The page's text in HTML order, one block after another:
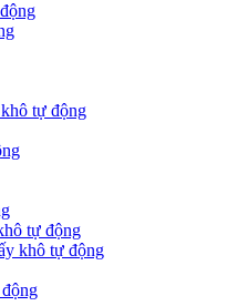
tự động
tự động
khô tự động